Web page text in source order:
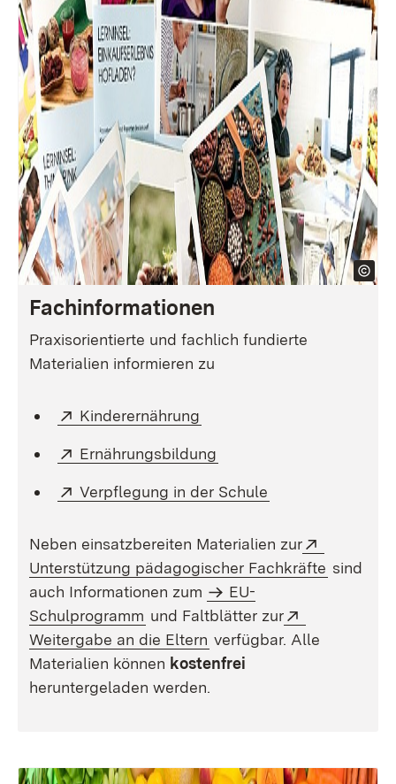
Fachinformationen
Praxisorientierte und fachlich fundierte
Materialien informieren zu
Extern:
Kinderernährung
Extern:
Ernährungsbildung
Extern:
Verpflegung in der Schule
Neben einsatzbereiten Materialien zur
Unterstützung pädagogischer Fachkräfte (Öffnet
sind
auch Informationen zum
EU-
Schulprogramm und Faltblätter zur
Weitergabe an die Eltern (Öffnet in neuem Fenster)
verfügbar. Alle
Materialien können kostenfrei
heruntergeladen werden.